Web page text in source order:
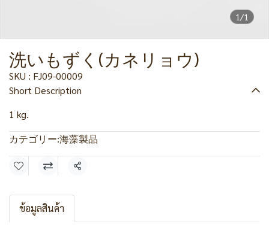
1/1
洗いもずく(カネリョウ)
SKU : FJ09-00009
Short Description
1 kg.
カテゴリー:海藻製品
共有
ข้อมูลสินค้า